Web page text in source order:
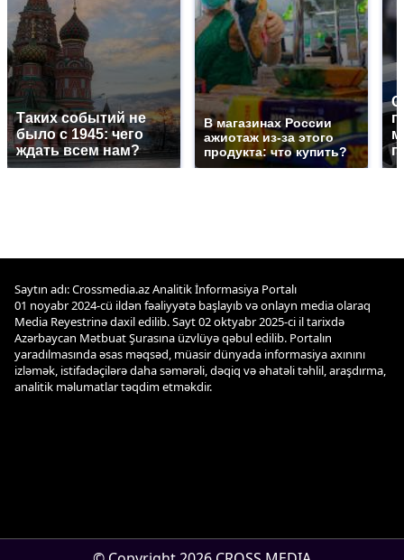
Таких событий не
было с 1945: чего
ждать всем нам?
В магазинах России
ажиотаж из-за этого
продукта: что купить?
Saytın adı: Crossmedia.az Analitik İnformasiya Portalı
01 noyabr 2024-cü ildən fəaliyyətə başlayıb və onlayn media olaraq
Media Reyestrinə daxil edilib. Sayt 02 oktyabr 2025-ci il tarixdə
Azərbaycan Mətbuat Şurasına üzvlüyə qəbul edilib. Portalın
yaradılmasında əsas məqsəd, müasir dünyada informasiya axınını
izləmək, istifadəçilərə daha səmərəli, dəqiq və əhatəli təhlil, araşdırma,
analitik məlumatlar təqdim etməkdir.